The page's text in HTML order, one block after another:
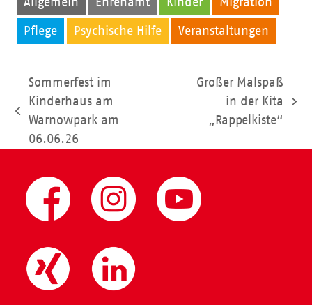
Pflege Psychische Hilfe Veranstaltungen
vorheriger
Beitrag:
Sommerfest im
Kinderhaus am
Warnowpark am
06.06.26
Nächster
Beitrag:
Großer Malspaß
in der Kita
„Rappelkiste“